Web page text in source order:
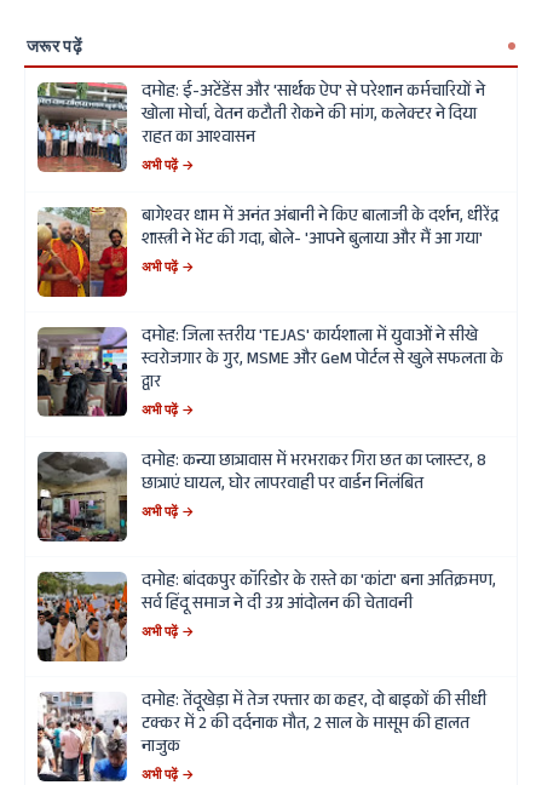
जरूर पढ़ें
दमोह: ई-अटेंडेंस और 'सार्थक ऐप' से परेशान कर्मचारियों ने
खोला मोर्चा, वेतन कटौती रोकने की मांग, कलेक्टर ने दिया
राहत का आश्वासन
अभी पढ़ें →
बागेश्वर धाम में अनंत अंबानी ने किए बालाजी के दर्शन, धीरेंद्र
शास्त्री ने भेंट की गदा, बोले- 'आपने बुलाया और मैं आ गया'
अभी पढ़ें →
दमोह: जिला स्तरीय 'TEJAS' कार्यशाला में युवाओं ने सीखे
स्वरोजगार के गुर, MSME और GeM पोर्टल से खुले सफलता के
द्वार
अभी पढ़ें →
दमोह: कन्या छात्रावास में भरभराकर गिरा छत का प्लास्टर, 8
छात्राएं घायल, घोर लापरवाही पर वार्डन निलंबित
अभी पढ़ें →
दमोह: बांदकपुर कॉरिडोर के रास्ते का 'कांटा' बना अतिक्रमण,
सर्व हिंदू समाज ने दी उग्र आंदोलन की चेतावनी
अभी पढ़ें →
दमोह: तेंदूखेड़ा में तेज रफ्तार का कहर, दो बाइकों की सीधी
टक्कर में 2 की दर्दनाक मौत, 2 साल के मासूम की हालत
नाजुक
अभी पढ़ें →